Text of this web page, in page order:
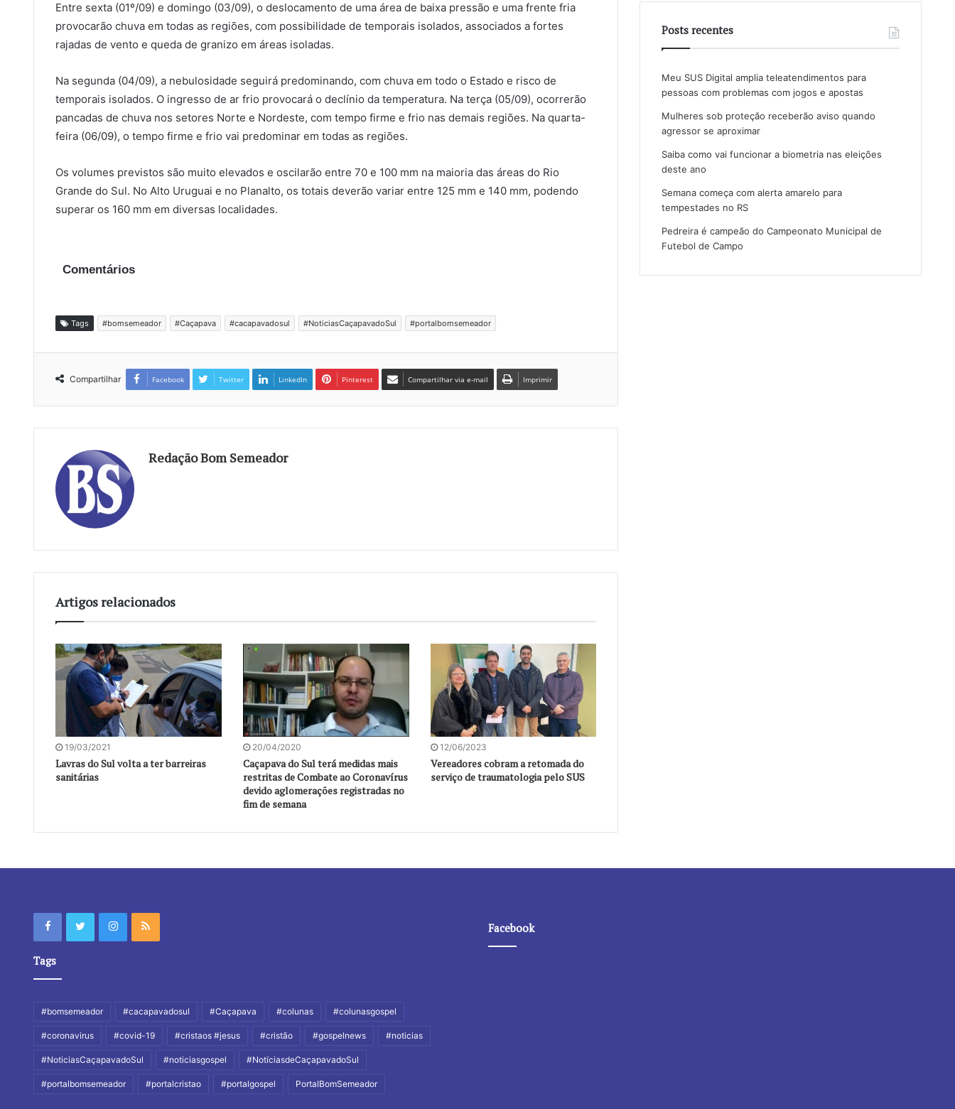
Entre sexta (01º/09) e domingo (03/09), o deslocamento de uma área de baixa pressão e uma frente fria
provocarão chuva em todas as regiões, com possibilidade de temporais isolados, associados a fortes
rajadas de vento e queda de granizo em áreas isoladas.
Na segunda (04/09), a nebulosidade seguirá predominando, com chuva em todo o Estado e risco de
temporais isolados. O ingresso de ar frio provocará o declínio da temperatura. Na terça (05/09), ocorrerão
pancadas de chuva nos setores Norte e Nordeste, com tempo firme e frio nas demais regiões. Na quarta-
feira (06/09), o tempo firme e frio vai predominar em todas as regiões.
Os volumes previstos são muito elevados e oscilarão entre 70 e 100 mm na maioria das áreas do Rio
Grande do Sul. No Alto Uruguai e no Planalto, os totais deverão variar entre 125 mm e 140 mm, podendo
superar os 160 mm em diversas localidades.
Comentários
Tags #bomsemeador #Caçapava #cacapavadosul #NoticiasCaçapavadoSul #portalbomsemeador
Compartilhar Facebook Twitter LinkedIn Pinterest Compartilhar via e-mail Imprimir
Redação Bom Semeador
Artigos relacionados
19/03/2021
Lavras do Sul volta a ter barreiras
sanitárias
20/04/2020
Caçapava do Sul terá medidas mais
restritas de Combate ao Coronavírus
devido aglomerações registradas no
fim de semana
12/06/2023
Vereadores cobram a retomada do
serviço de traumatologia pelo SUS
Posts recentes
Meu SUS Digital amplia teleatendimentos para
pessoas com problemas com jogos e apostas
Mulheres sob proteção receberão aviso quando
agressor se aproximar
Saiba como vai funcionar a biometria nas eleições
deste ano
Semana começa com alerta amarelo para
tempestades no RS
Pedreira é campeão do Campeonato Municipal de
Futebol de Campo
Tags
#bomsemeador #cacapavadosul #Caçapava #colunas #colunasgospel
#coronavirus #covid-19 #cristaos #jesus #cristão #gospelnews #noticias
#NoticiasCaçapavadoSul #noticiasgospel #NotíciasdeCaçapavadoSul
#portalbomsemeador #portalcristao #portalgospel PortalBomSemeador
Facebook